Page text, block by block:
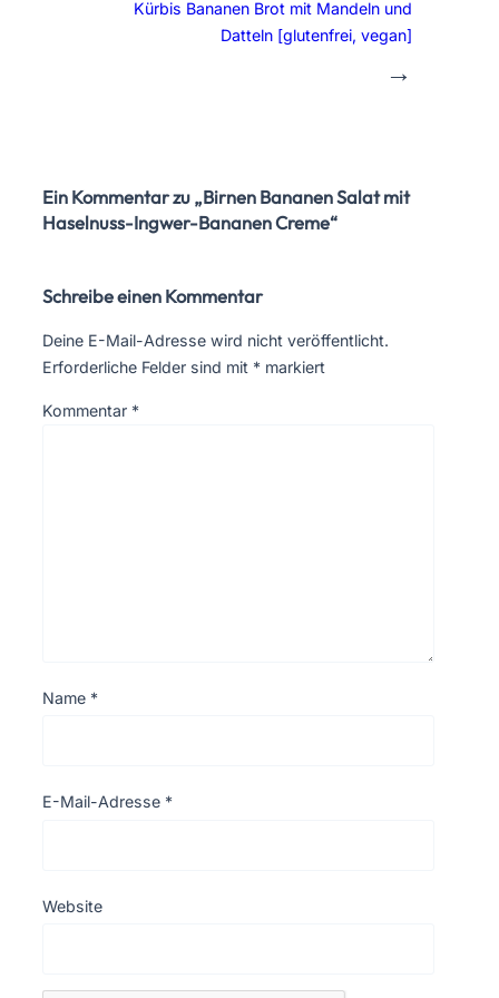
Kürbis Bananen Brot mit Mandeln und
Datteln [glutenfrei, vegan]
→
Ein Kommentar zu „Birnen Bananen Salat mit
Haselnuss-Ingwer-Bananen Creme“
Schreibe einen Kommentar
Deine E-Mail-Adresse wird nicht veröffentlicht.
Erforderliche Felder sind mit * markiert
Kommentar *
Name *
E-Mail-Adresse *
Website